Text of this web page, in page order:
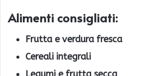
Alimenti consigliati:
Frutta e verdura fresca
Cereali integrali